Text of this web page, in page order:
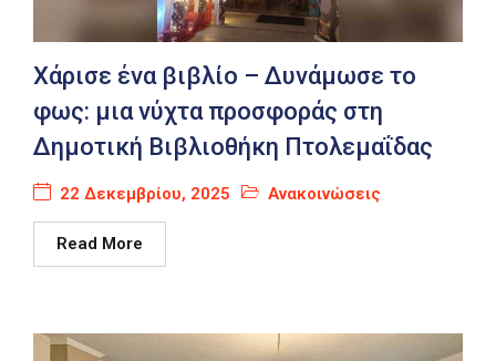
Χάρισε ένα βιβλίο – Δυνάμωσε το
φως: μια νύχτα προσφοράς στη
Δημοτική Βιβλιοθήκη Πτολεμαΐδας
22 Δεκεμβρίου, 2025 Ανακοινώσεις
Read More